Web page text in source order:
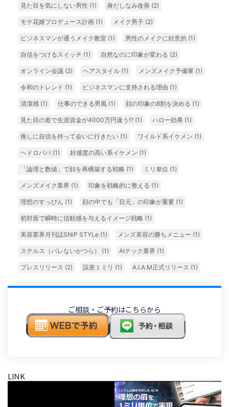
見た目を気にしない男性 (1) 身だしなみ改善 (2)
モテ花婿プロデュース計画 (1) メイク男子 (2)
ビジネスマンが通うメイク教室 (1) 男性のメイクに好意的 (1)
自信をつけるスイッチ (1) 自然なのに印象が変わる (2)
オンライン会議 (2) ヘアスタイル (1) メンズメイク予備軍 (1)
令和のトレンド (1) ビジネスマンに支持される理由 (1)
清潔感 (1) 仕事のできる男風 (1) 顔の印象の8割を決める (1)
見た目の差で生涯賃金が4000万円違う!? (1) ハロー効果 (1)
推しに自信を持って会いに行きたい (1) ワイルド系イケメン (1)
ヘドロパパ (1) 好感度の高い系イケメン (1)
「論理と数値」で顔を再構築する戦略 (1) ミリ単位 (1)
メンズメイク業界 (1) 印象を戦略的に整える (1)
理想のすっぴん (1) 顔の中でも「目元」の印象が重要 (1)
初対面で瞬時に信頼感を与えるイメージ戦略 (1)
美容業界月刊誌SNiP STYLe (1) メンズ美容の勝ちメニュー (1)
ステルス（バレないかつら） (1) AIテック業界 (1)
プレスリリース (2) 誤差１ミリ (1) A.I.A.M正式リリース (1)
ご相談・ご予約はこちらから
LINK